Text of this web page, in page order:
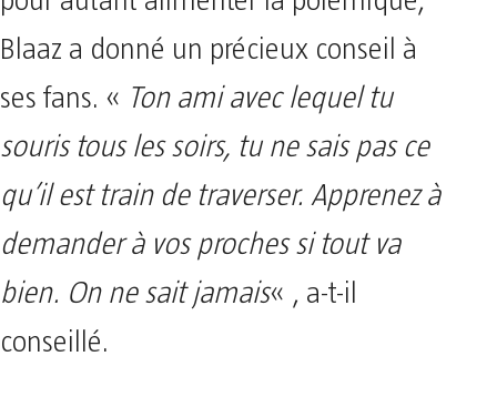
Blaaz a donné un précieux conseil à
ses fans. « Ton ami avec lequel tu
souris tous les soirs, tu ne sais pas ce
qu’il est train de traverser. Apprenez à
demander à vos proches si tout va
bien. On ne sait jamais« , a-t-il
conseillé.